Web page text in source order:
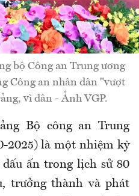
bộ Công an Trung ương
Công an nhân dân "vượt
vì dân - Ảnh VGP.
Bộ công an Trung
2025) là một nhiệm kỳ
ấn trong lịch sử 80
trưởng thành và phát